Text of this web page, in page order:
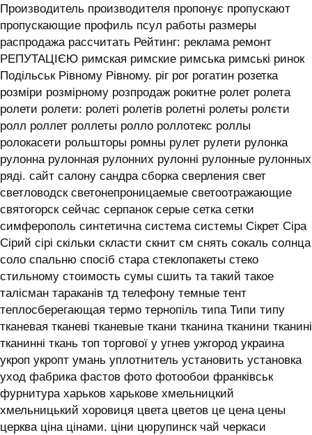
Производитель производителя пропонує пропускают
пропускающие профиль псул работы размеры
распродажа рассчитать Рейтинг: реклама ремонт
РЕПУТАЦІЄЮ римская римские римська римські ринок
Подільськ Рівному Рівному. ріг рог рогатин розетка
розміри розмірному розпродаж рокитне ролет ролета
ролети ролети: ролеті ролетів ролетні ролеты ролєти
ролл роллет роллеты ролло роллотекс роллы
ролокасети рольшторы ромны рулет рулети рулонка
рулонна рулонная рулонних рулонні рулонные рулонных
ряді. сайт салону сандра сборка сверления свет
светловодск светонепроницаемые светоотражающие
святогорск сейчас серпанок серые сетка сетки
симферополь синтетична система системы ‎Сікрет Сіра
Сірий сірі скільки скласти скнит см снять сокаль солнца
соло спальню спосіб стара стеклопакеты стеко
стильному стоимость сумы сшить та такий такое
талісман тараканів тд телефону темные тент
теплосберегающая термо тернопіль типа Типи типу
тканевая тканеві тканевые ткани тканина тканини тканині
тканинні ткань топ торгової у угнев ужгород украина
укроп укропт умань уплотнитель установить установка
уход фабрика фастов фото фотообои франківськ
фурнитура харьков харькове хмельницкий
хмельницький хоровиця цвета цветов це цена цены
церква ціна цінами. ціни цюрупинск чай черкаси